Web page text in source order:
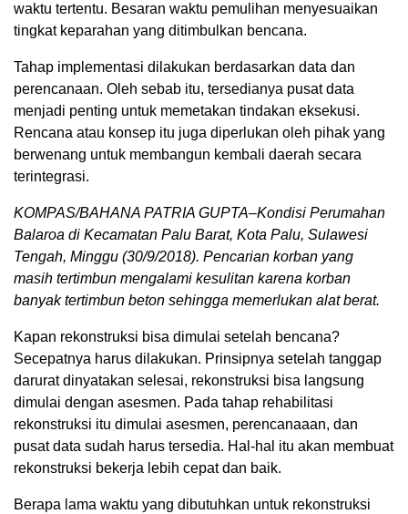
waktu tertentu. Besaran waktu pemulihan menyesuaikan
tingkat keparahan yang ditimbulkan bencana.
Tahap implementasi dilakukan berdasarkan data dan
perencanaan. Oleh sebab itu, tersedianya pusat data
menjadi penting untuk memetakan tindakan eksekusi.
Rencana atau konsep itu juga diperlukan oleh pihak yang
berwenang untuk membangun kembali daerah secara
terintegrasi.
KOMPAS/BAHANA PATRIA GUPTA–Kondisi Perumahan
Balaroa di Kecamatan Palu Barat, Kota Palu, Sulawesi
Tengah, Minggu (30/9/2018). Pencarian korban yang
masih tertimbun mengalami kesulitan karena korban
banyak tertimbun beton sehingga memerlukan alat berat.
Kapan rekonstruksi bisa dimulai setelah bencana?
Secepatnya harus dilakukan. Prinsipnya setelah tanggap
darurat dinyatakan selesai, rekonstruksi bisa langsung
dimulai dengan asesmen. Pada tahap rehabilitasi
rekonstruksi itu dimulai asesmen, perencanaaan, dan
pusat data sudah harus tersedia. Hal-hal itu akan membuat
rekonstruksi bekerja lebih cepat dan baik.
Berapa lama waktu yang dibutuhkan untuk rekonstruksi